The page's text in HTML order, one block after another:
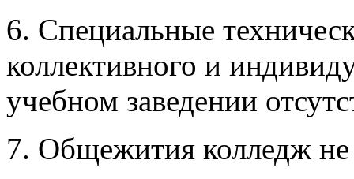
6. Специальные
коллективного и
учебном заведении
7. Общежития колледж не